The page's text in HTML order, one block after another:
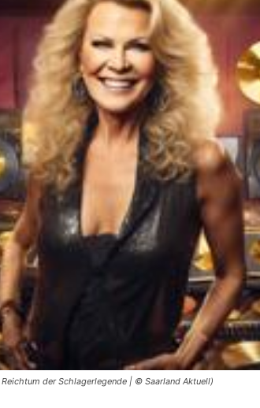
der Schlagerlegende | © Saarland Aktuell)